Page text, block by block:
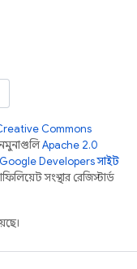
Commons
Apache 2.0
Google Developers সাইট
সংস্থার রেজিস্টার্ড